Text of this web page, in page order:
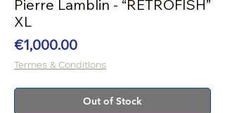
Pierre Lamblin - “RETROFISH”
XL
€1,000.00Price
Termes & Conditions
Out of Stock